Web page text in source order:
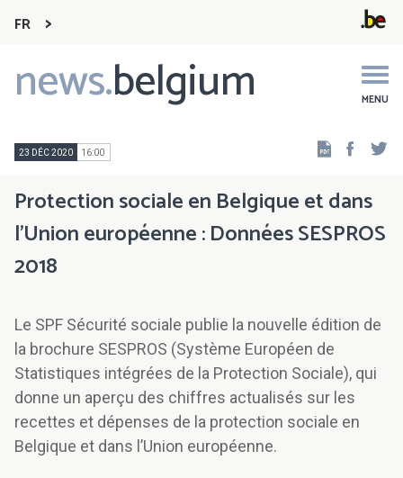
FR
news.belgium MENU
Main
navigation
23 DÉC 2020 16:00
Protection sociale en Belgique et dans
l’Union européenne : Données SESPROS
2018
Le SPF Sécurité sociale publie la nouvelle édition de
la brochure SESPROS (Système Européen de
Statistiques intégrées de la Protection Sociale), qui
donne un aperçu des chiffres actualisés sur les
recettes et dépenses de la protection sociale en
Belgique et dans l’Union européenne.